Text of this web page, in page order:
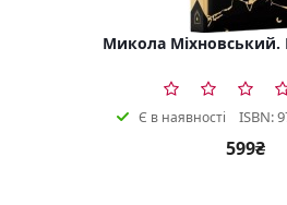
Микола Міхновський.
Є в наявності ISBN:
599₴